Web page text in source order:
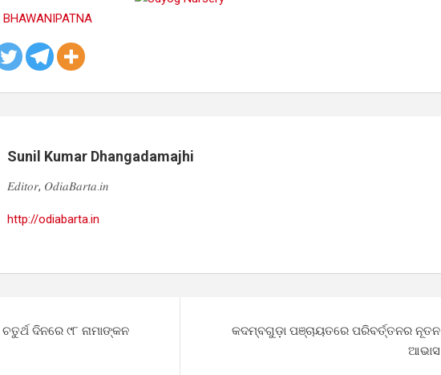
Sunil Kumar Dhangadamajhi
𝐸𝑑𝑖𝑡𝑜𝑟, 𝑂𝑑𝑖𝑎𝐵𝑎𝑟𝑡𝑎.𝑖𝑛
http://odiabarta.in
ଦିନରେ ୯୮ ନାମାଙ୍କନ
କଦମ୍ବଗୁଡ଼ା ପଞ୍ଚାୟତରେ ପରିବର୍ତ୍ତନର ନୂତନ
ଆଭାସ